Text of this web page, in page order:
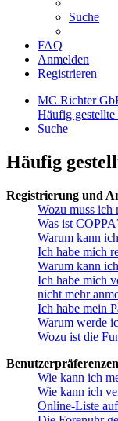
Suche
FAQ
Anmelden
Registrieren
MC Richter
Häufig gestellte
Suche
Häufig
Registrierung und
Wozu muss ich
Was ist
Warum kann
Ich habe mich
Warum kann
Ich habe mich
nicht mehr
Ich habe mein
Warum werde
Wozu ist die
Wie kann ich
Wie kann ich
Online-Liste